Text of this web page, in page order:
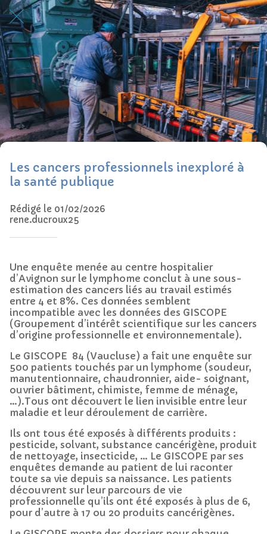
Les cancers professionnels inexploré à
la santé publique
Rédigé le 01/02/2026
rene.ducroux25
Une enquête menée au centre hospitalier
d’Avignon sur le lymphome conclut à une sous-
estimation des cancers liés au travail estimés
entre 4 et 8%. Ces données semblent
incompatible avec les données des GISCOPE
(Groupement d’intérêt scientifique sur les cancers
d’origine professionnelle et environnementale).
Le GISCOPE 84 (Vaucluse) a fait une enquête sur
500 patients touchés par un lymphome (soudeur,
manutentionnaire, chaudronnier, aide- soignant,
ouvrier bâtiment, chimiste, femme de ménage,
…).Tous ont découvert le lien invisible entre leur
maladie et leur déroulement de carrière.
Ils ont tous été exposés à différents produits :
pesticide, solvant, substance cancérigène, produit
de nettoyage, insecticide, … Le GISCOPE par ses
enquêtes demande au patient de lui raconter
toute sa vie depuis sa naissance. Les patients
découvrent sur leur parcours de vie
professionnelle qu’ils ont été exposés à plus de 6,
pour d’autre à 17 ou 20 produits cancérigènes.